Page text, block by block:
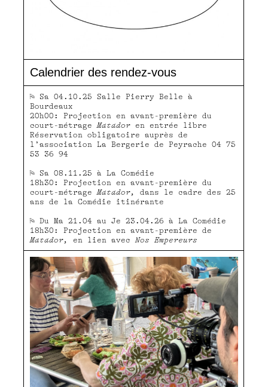
Calendrier des rendez-vous
⚐ Sa 04.10.25 Salle Pierry Belle à
Bourdeaux
20h00: Projection en avant-première du
court-métrageMatador en entrée libre
Réservation obligatoire auprès de
l’association La Bergerie de Peyrache 04 75
53 36 94
⚐ Sa 08.11.25 à La Comédie
18h30: Projection en avant-première du
court-métrageMatador,
dans le cadre des 25
ans de la Comédie itinérante
⚐ Du Ma 21.04 au Je 23.04.26 à La Comédie
18h30: Projection en avant-première de
Matador,
en lien avec Nos Empereurs